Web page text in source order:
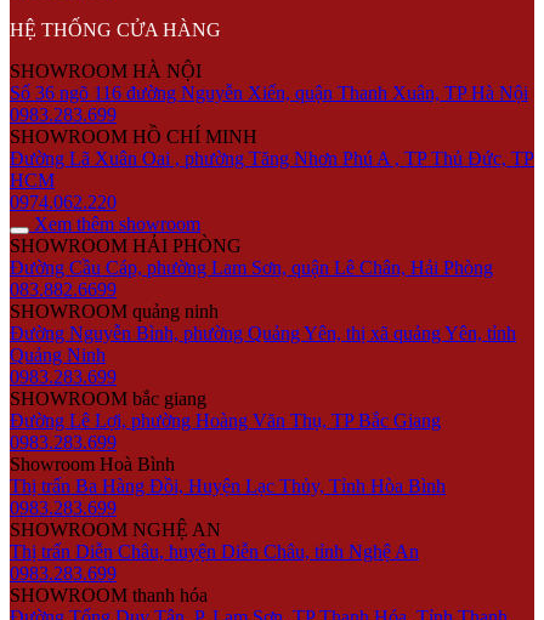
HỆ THỐNG CỬA HÀNG
SHOWROOM HÀ NỘI
Số 36 ngõ 116 đường Nguyễn Xiển, quận Thanh Xuân, TP Hà Nội
0983.283.699
SHOWROOM HỒ CHÍ MINH
Đường Lã Xuân Oai , phường Tăng Nhơn Phú A , TP Thủ Đức, TP
HCM
0974.062.220
Xem thêm showroom
SHOWROOM HẢI PHÒNG
Đường Cầu Cáp, phường Lam Sơn, quận Lê Chân, Hải Phòng
083.882.6699
SHOWROOM quảng ninh
Đường Nguyễn Bình, phường Quảng Yên, thị xã quảng Yên, tỉnh
Quảng Ninh
0983.283.699
SHOWROOM bắc giang
Đường Lê Lợi, phường Hoàng Văn Thụ, TP Bắc Giang
0983.283.699
Showroom Hoà Bình
Thị trấn Ba Hàng Đồi, Huyện Lạc Thủy, Tỉnh Hòa Bình
0983.283.699
SHOWROOM NGHỆ AN
Thị trấn Diễn Châu, huyện Diễn Châu, tỉnh Nghệ An
0983.283.699
SHOWROOM thanh hóa